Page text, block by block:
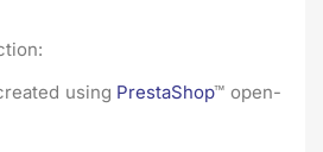
using PrestaShop™ open-